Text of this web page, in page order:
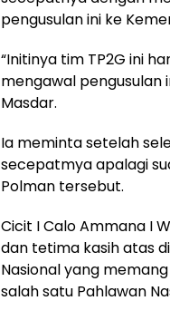
pengusulan ini ke
“Initinya tim TP2G ini
mengawal pengusulan
Masdar.
Ia meminta setelah
secepatmya apalagi
Polman tersebut.
Cicit I Calo Ammana I
dan tetima kasih atas
Nasional yang
salah satu Pahlawan